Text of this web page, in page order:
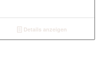
Details anzeigen